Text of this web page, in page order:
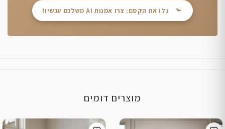
גלו את הקסם: צרו אמנות AI משלכם עכשיו!
מוצרים דומים